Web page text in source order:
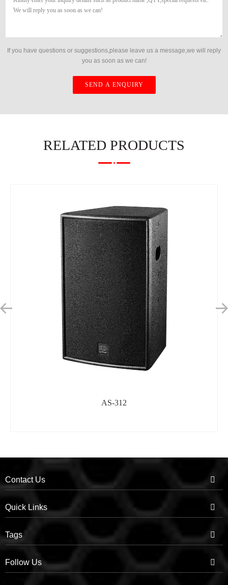
If you have questions or suggestions,please leave us a message,we will reply
you as soon as we can!
RELATED PRODUCTS
AS-312
Contact Us
Quick Links
Tags
Follow Us